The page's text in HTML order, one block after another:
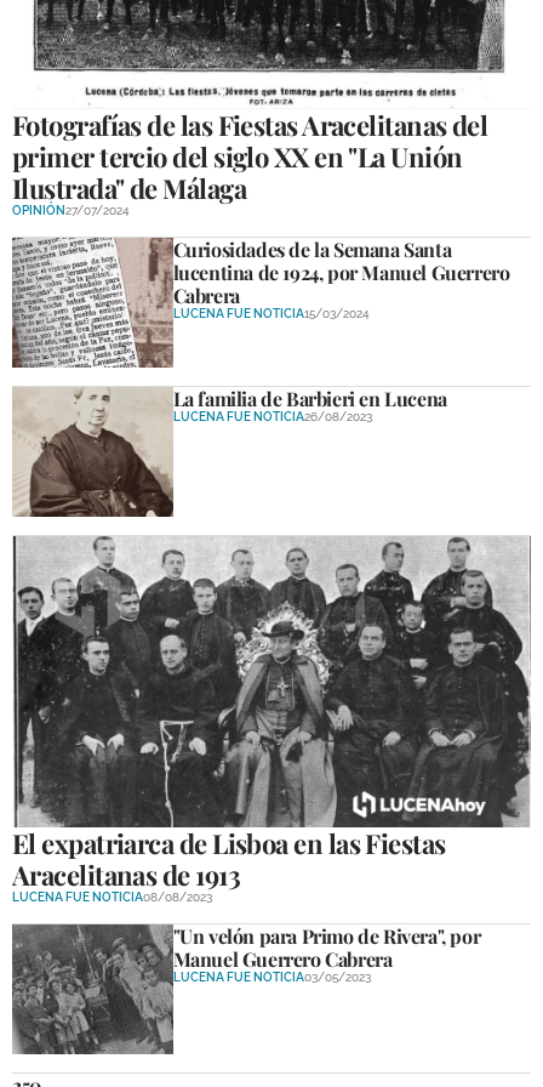
GALERÍAS
Fotografías de las Fiestas Aracelitanas del
primer tercio del siglo XX en "La Unión
Ilustrada" de Málaga
OPINIÓN27/07/2024
Curiosidades de la Semana Santa
lucentina de 1924, por Manuel Guerrero
Cabrera
LUCENA FUE NOTICIA15/03/2024
La familia de Barbieri en Lucena
LUCENA FUE NOTICIA26/08/2023
El expatriarca de Lisboa en las Fiestas
Aracelitanas de 1913
LUCENA FUE NOTICIA08/08/2023
"Un velón para Primo de Rivera", por
Manuel Guerrero Cabrera
LUCENA FUE NOTICIA03/05/2023